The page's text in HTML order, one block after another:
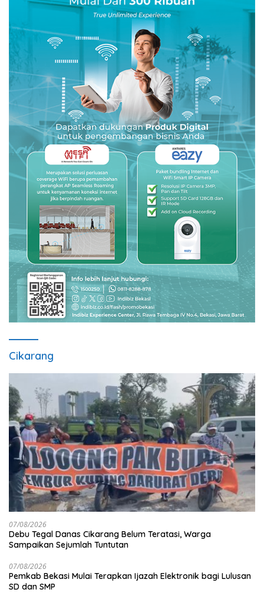
Cikarang
07/08/2026
Debu Tegal Danas Cikarang Belum Teratasi, Warga
Sampaikan Sejumlah Tuntutan
07/08/2026
Pemkab Bekasi Mulai Terapkan Ijazah Elektronik bagi Lulusan
SD dan SMP